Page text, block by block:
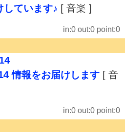
しています♪ [ 音楽 ]
in:0 out:0 point:0
情報をお届けします [ 音
in:0 out:0 point:0